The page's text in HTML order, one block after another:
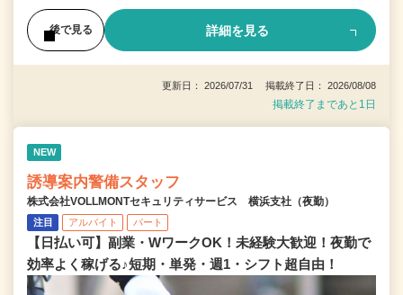
後で見る 詳細を見る
更新日： 2026/07/31 掲載終了日： 2026/08/08
掲載終了まであと1日
NEW
誘導案内警備スタッフ
株式会社VOLLMONTセキュリティサービス 横浜支社（夜勤）
注目 アルバイト パート
【日払い可】副業・WワークOK！未経験大歓迎！夜勤で
効率よく稼げる♪短期・単発・週1・シフト超自由！